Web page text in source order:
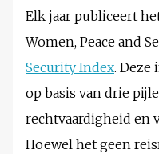
Elk jaar publiceert
Women, Peace and
Security Index. Deze
op basis van drie
rechtvaardigheid en
Hoewel het geen